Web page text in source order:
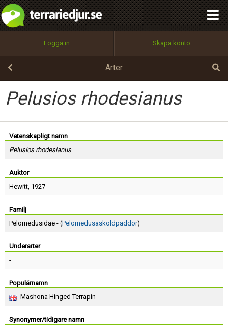
Logga in Skapa konto
Arter
Pelusios rhodesianus
Vetenskapligt namn
Pelusios rhodesianus
Auktor
Hewitt, 1927
Familj
Pelomedusidae - (Pelomedusasköldpaddor)
Underarter
-
Populärnamn
Mashona Hinged Terrapin
Synonymer/tidigare namn
Utför
100%
OK
integritetspolicy
Namn:
Epost:
Lösenord:
Terms of Service
Skapa konto
Begär nytt lösenord
Tillbaka till förstasidan